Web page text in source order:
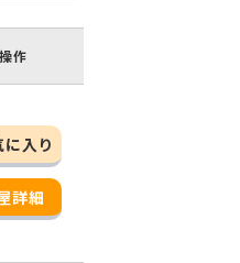
操作
に入り
詳細